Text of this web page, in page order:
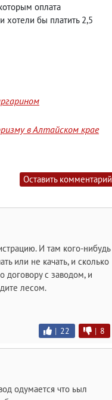
оплата
хотели бы платить 2,5
в Алтайском крае
Оставить комментарий
И там кого-нибудь
или не качать, и сколько
договору с заводом, и
лесом.
| 22 | 8
одумается что ьыл